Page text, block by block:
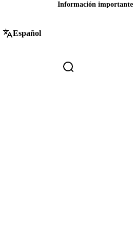
Información importante
Español